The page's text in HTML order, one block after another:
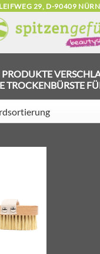
29, D-90409
PRODUKTE
TROCKENBÜRSTE